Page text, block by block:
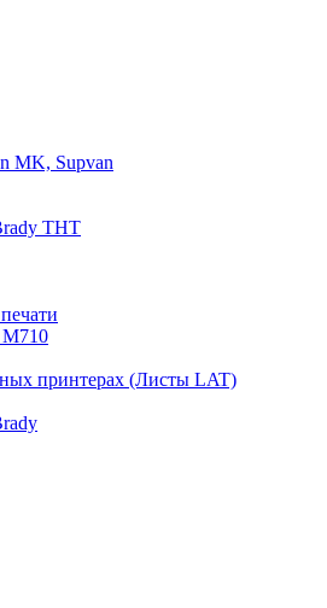
MK, Supvan
THT
принтерах (Листы LAT)